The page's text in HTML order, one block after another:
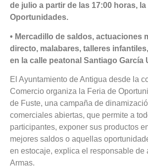
de julio a partir de las 17:00 horas, la
Oportunidades.
• Mercadillo de saldos, actuaciones
directo, malabares, talleres
en la calle peatonal Santiago García
El Ayuntamiento de Antigua desde la
Comercio organiza la Feria de
de Fuste, una campaña de
comerciales abiertas, que permite a
participantes, exponer sus productos
mejores saldos o aquellas
en estocaje, explica el responsable de
Armas.